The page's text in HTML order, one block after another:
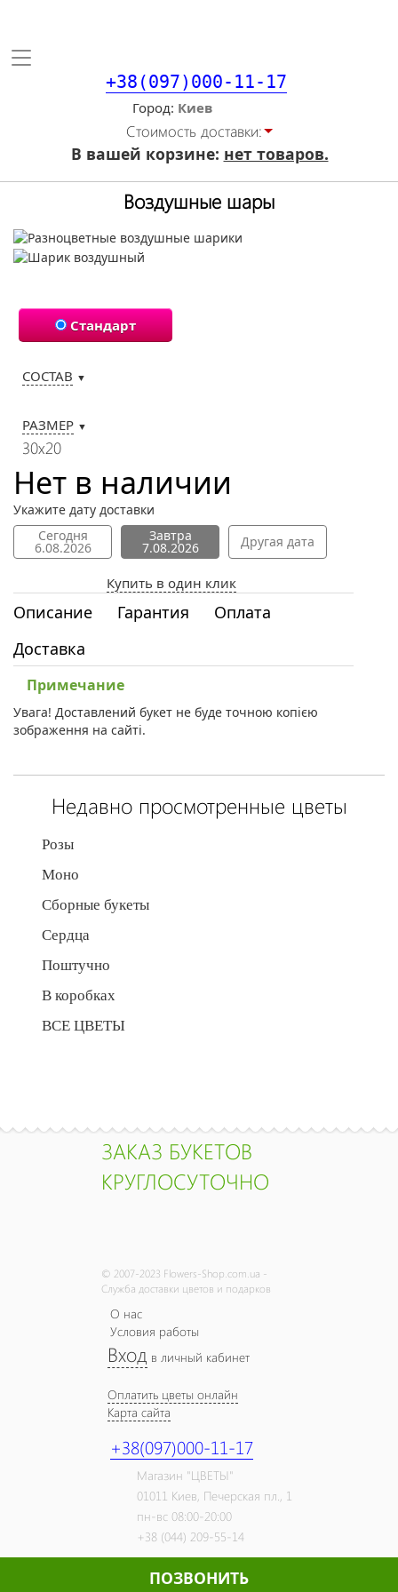
Toggle
+38(097)000-11-17
Город
Стоимость доставки:
В вашей корзине: нет товаров.
Воздушные шары
Стандарт
СОСТАВ ▼
РАЗМЕР ▼
30х20
Нет в наличии
Укажите дату доставки
Сегодня
6.08.2026
Завтра
7.08.2026 Другая дата
Купить в один клик
Описание Гарантия
Оплата
Доставка
Примечание
Увага! Доставлений букет не буде точною копією
зображення на сайті.
Недавно просмотренные цветы
Розы
Моно
Сборные букеты
Сердца
Поштучно
В коробках
ВСЕ ЦВЕТЫ
ЗАКАЗ БУКЕТОВ
КРУГЛОСУТОЧНО
© 2007-2023 Flowers-Shop.com.ua -
Служба доставки цветов и подарков
О нас
Условия работы
Вход в личный кабинет
Оплатить цветы онлайн
Карта сайта
+38(097)000-11-17
Магазин "ЦВЕТЫ"
01011 Киев, Печерская пл., 1
пн-вс 08:00-20:00
+38 (044) 209-55-14
ПОЗВОНИТЬ